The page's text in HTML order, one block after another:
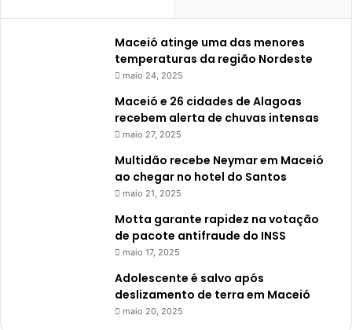
Maceió atinge uma das menores
temperaturas da região Nordeste
maio 24, 2025
Maceió e 26 cidades de Alagoas
recebem alerta de chuvas intensas
maio 27, 2025
Multidão recebe Neymar em Maceió
ao chegar no hotel do Santos
maio 21, 2025
Motta garante rapidez na votação
de pacote antifraude do INSS
maio 17, 2025
Adolescente é salvo após
deslizamento de terra em Maceió
maio 20, 2025